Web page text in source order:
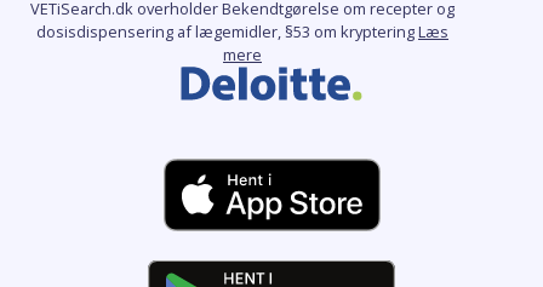
VETiSearch.dk overholder Bekendtgørelse om recepter og
dosisdispensering af lægemidler, §53 om krypteringLæs
mere